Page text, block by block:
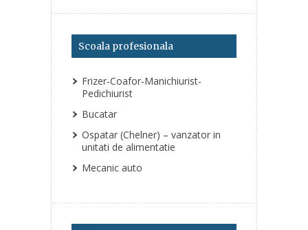
Scoala profesionala
Frizer-Coafor-Manichiurist-
Pedichiurist
Bucatar
Ospatar (Chelner) – vanzator in
unitati de alimentatie
Mecanic auto